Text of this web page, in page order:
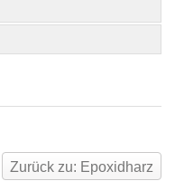
Zurück zu: Epoxidharz